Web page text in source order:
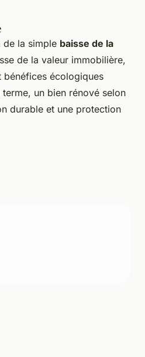
de la simple baisse de la
de la valeur immobilière,
écologiques
un bien rénové selon
durable et une protection